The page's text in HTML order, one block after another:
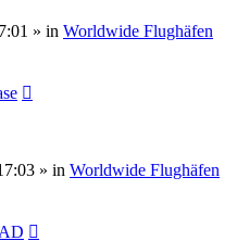
» in Worldwide Flughäfen
» in Worldwide Flughäfen